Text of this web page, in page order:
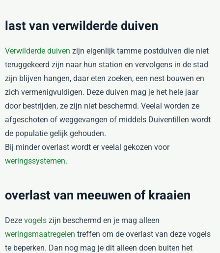
last van verwilderde duiven
Verwilderde duiven zijn eigenlijk tamme postduiven die niet
teruggekeerd zijn naar hun station en vervolgens in de stad
zijn blijven hangen, daar eten zoeken, een nest bouwen en
zich vermenigvuldigen. Deze duiven mag je het hele jaar
door bestrijden, ze zijn niet beschermd. Veelal worden ze
afgeschoten of weggevangen of middels Duiventillen wordt
de populatie gelijk gehouden.
Bij minder overlast wordt er veelal gekozen voor
weringssystemen.
overlast van meeuwen of kraaien
Deze vogels zijn beschermd en je mag alleen
weringsmaatregelen treffen om de overlast van deze vogels
te beperken. Dan nog mag je dit alleen doen buiten het